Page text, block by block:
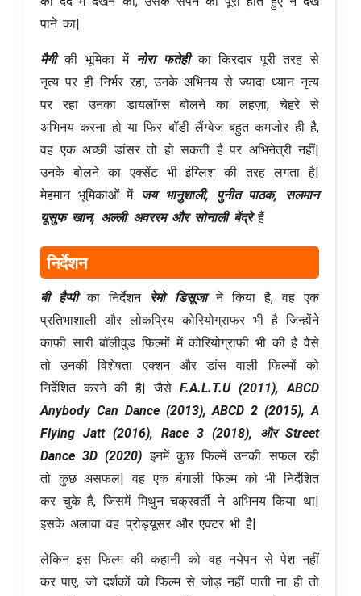
पाने का|
मैगीकी भूमिका में नोरा फतेहीका किरदार पूरी तरह से
नृत्य पर ही निर्भर रहा, उनके अभिनय से ज्यादा ध्यान नृत्य
पर रहा उनका डायलॉग्स बोलने का लहज़ा, चेहरे से
अभिनय करना हो या फिर बॉडी लैंग्वेज बहुत कमजोर ही है,
वह एक अच्छी डांसर तो हो सकती है पर अभिनेत्री नहीं|
उनके बोलने का एक्सेंट भी इंग्लिश की तरह लगता है|
मेहमान भूमिकाओं में जय भानुशाली, पुनीत पाठक, सलमान
यूसुफ खान, अल्ली अवररम और सोनाली बेंद्रेहैं
निर्देशन
बी हैप्पीका निर्देशन रेमो डिसूजाने किया है, वह एक
प्रतिभाशाली और लोकप्रिय कोरियोग्राफर भी है जिन्होंने
काफी सारी बॉलीवुड फिल्मों में कोरियोग्राफी भी की है वैसे
तो उनकी विशेषता एक्शन और डांस वाली फिल्मों को
निर्देशित करने की है| जैसे F.A.L.T.U (2011), ABCD
Anybody Can Dance (2013), ABCD 2 (2015), A
Flying Jatt (2016), Race 3 (2018), और Street
Dance 3D (2020) इनमें कुछ फिल्में उनकी सफल रही
तो कुछ असफल| वह एक बंगाली फिल्म को भी निर्देशित
कर चुके है, जिसमें मिथुन चक्रवर्ती ने अभिनय किया था|
इसके अलावा वह प्रोड्यूसर और एक्टर भी है|
लेकिन इस फिल्म की कहानी को वह नयेपन से पेश नहीं
कर पाए, जो दर्शकों को फिल्म से जोड़ नहीं पाती ना ही तो